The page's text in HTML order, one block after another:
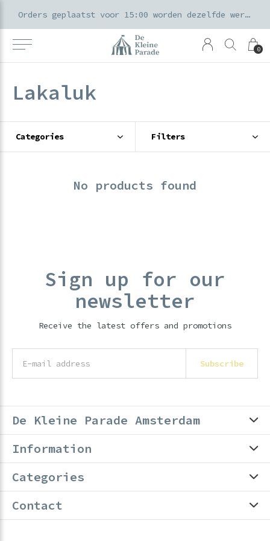
0
Orders geplaatst voor 15:00 worden dezelfde werkdag verzonden
Lakaluk
Categories Filters
No products found
Sign up for our
newsletter
Receive the latest offers and promotions
Subscribe
De Kleine Parade Amsterdam
Information
Categories
Contact